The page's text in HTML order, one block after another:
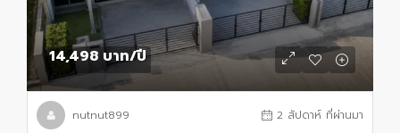
14,498 บาท/ปี
nutnut899 2 สัปดาห์ ที่ผ่านมา